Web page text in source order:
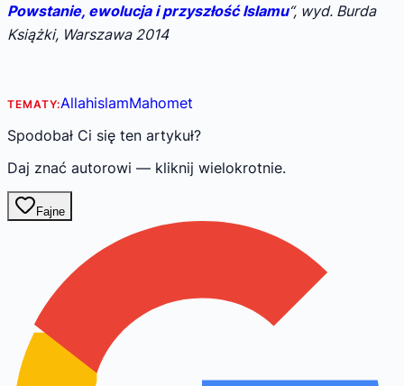
Powstanie, ewolucja i przyszłość Islamu“, wyd. Burda
Książki, Warszawa 2014
TEMATY:AllahislamMahomet
Spodobał Ci się ten artykuł?
Daj znać autorowi — kliknij wielokrotnie.
Fajne